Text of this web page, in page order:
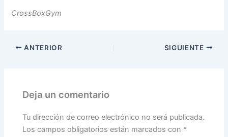
CrossBoxGym
ANTERIOR SIGUIENTE
Deja un comentario
Tu dirección de correo electrónico no será publicada.
Los campos obligatorios están marcados con *